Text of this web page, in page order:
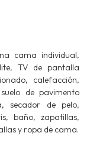
cama individual,
TV de pantalla
calefacción,
de pavimento
secador de pelo,
baño, zapatillas,
y ropa de cama.